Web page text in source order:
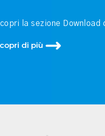
la sezione
di più